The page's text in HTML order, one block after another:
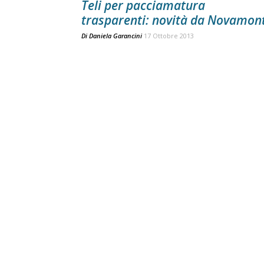
Teli per pacciamatura
trasparenti: novità da
Di Daniela Garancini 17 Ottobre 2013